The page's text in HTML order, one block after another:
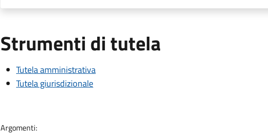
Strumenti di tutela
Tutela amministrativa
Tutela giurisdizionale
Argomenti: